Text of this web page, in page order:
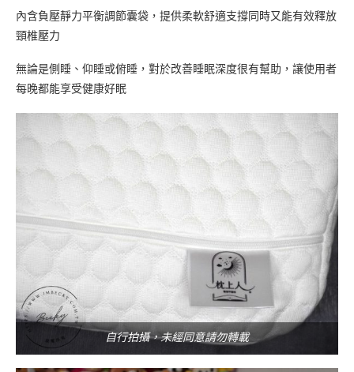
內含負壓靜力平衡調節囊袋，提供柔軟舒適支撐同時又能有效釋放
頸椎壓力
無論是側睡、仰睡或俯睡，對於改善睡眠深度很有幫助，讓使用者
每晚都能享受健康好眠
自行拍攝，未經同意請勿轉載